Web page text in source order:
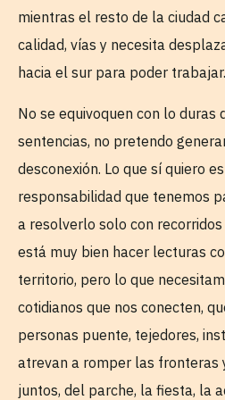
mientras el resto de la ciudad
calidad, vías y necesita
hacia el sur para poder trabajar.
No se equivoquen con lo duras
sentencias, no pretendo
desconexión. Lo que sí quiero
responsabilidad que tenemos
a resolverlo solo con
está muy bien hacer lecturas
territorio, pero lo que
cotidianos que nos conecten,
personas puente, tejedores,
atrevan a romper las fronteras
juntos, del parche, la fiesta, la